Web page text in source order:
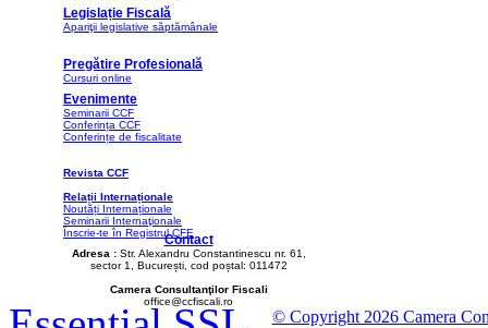
Legislație Fiscală
Apariţii legislative săptămânale
Pregătire Profesională
Cursuri online
Evenimente
Seminarii CCF
Conferința CCF
Conferințe de fiscalitate
Revista CCF
Relații Internaționale
Noutăți Internaționale
Seminarii Internaţionale
Înscrie-te în Registrul CFE
Contact
Adresa : Str. Alexandru Constantinescu nr. 61,
sector 1, București, cod poștal: 011472
Camera Consultanţilor Fiscali
office@ccfiscali.ro
© Copyright 2026 Camera